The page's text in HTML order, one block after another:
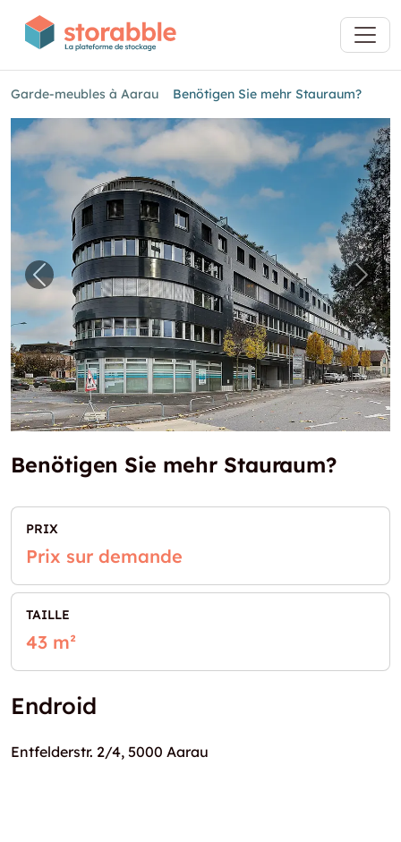
Garde-meubles à Aarau Benötigen Sie mehr Stauraum?
Image précédente pour "Benötigen Sie mehr
Benötigen Sie mehr Stauraum?
PRIX
Prix sur demande
TAILLE
43 m²
Endroid
Entfelderstr. 2/4, 5000 Aarau